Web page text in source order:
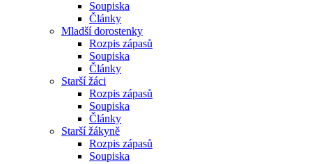
Soupiska
Články
Mladší dorostenky
Rozpis zápasů
Soupiska
Články
Starší žáci
Rozpis zápasů
Soupiska
Články
Starší žákyně
Rozpis zápasů
Soupiska